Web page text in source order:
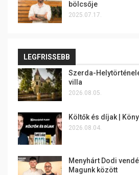
bölcsője
2025.07.17.
LEGFRISSEBB
Szerda-
villa
2026.08.05.
Költők és díjak |
2026.08.04.
Menyhárt Dodi
Magunk között